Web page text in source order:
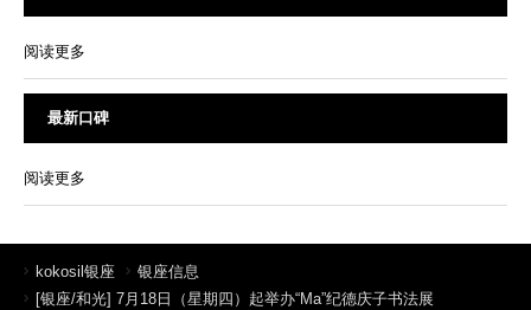
阅读更多
最新口碑
阅读更多
kokosil银座
银座信息
[银座/和光] 7月18日（星期四）起举办“Ma”纪德庆子书法展